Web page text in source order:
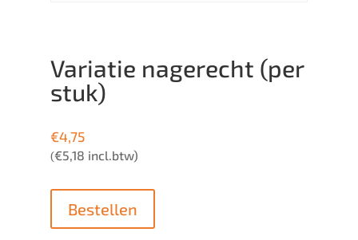
Variatie nagerecht (per
stuk)
€4,75
(€5,18 incl.btw)
Bestellen